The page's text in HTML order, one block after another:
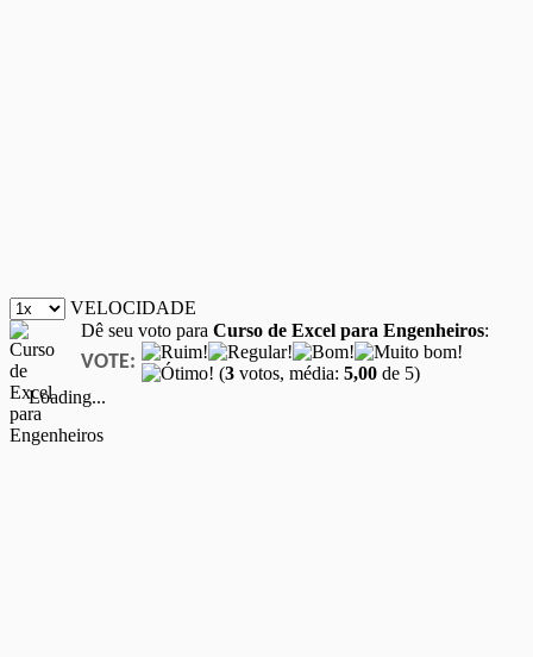
VELOCIDADE
Dê seu voto para Curso de Excel para Engenheiros:
VOTE: (3 votos, média: 5,00 de 5)
Loading...